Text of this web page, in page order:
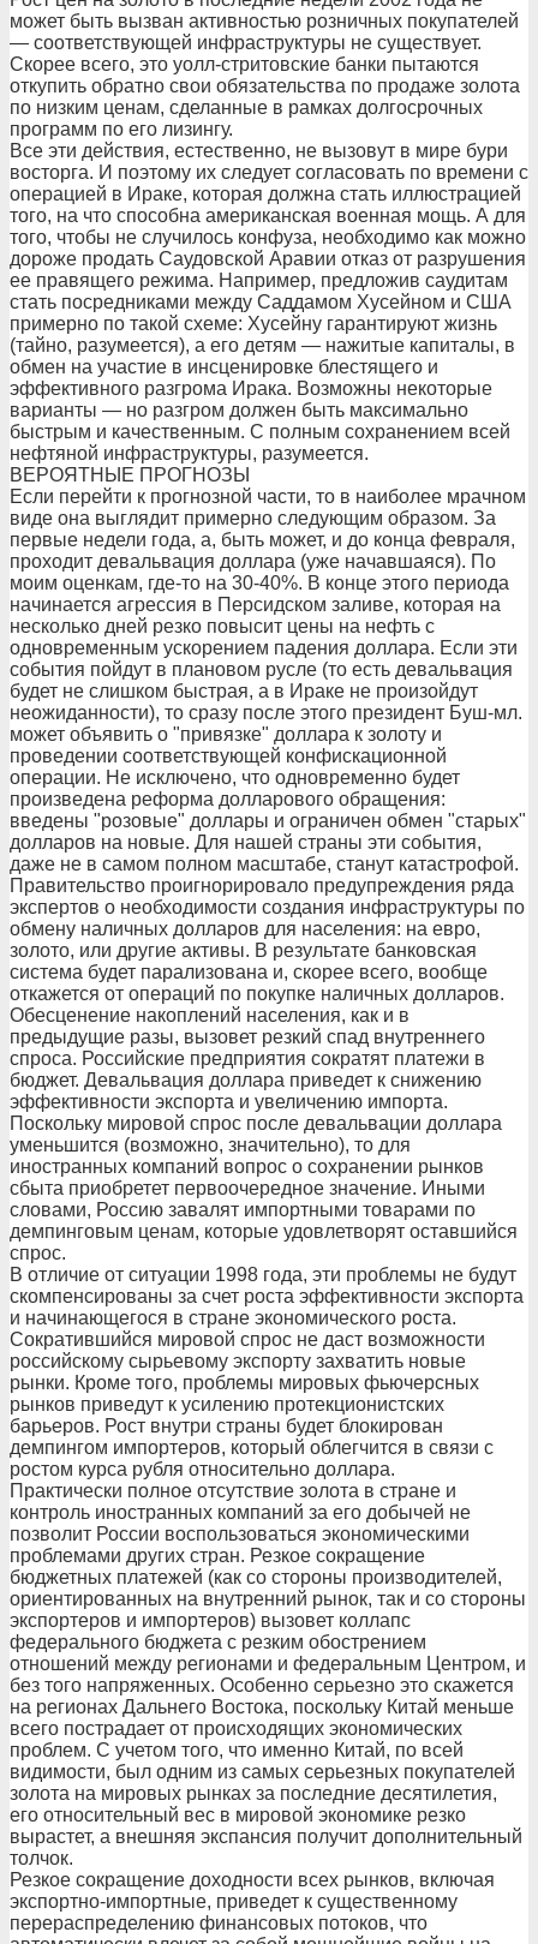
может быть вызван активностью розничных покупателей
— соответствующей инфраструктуры не существует.
Скорее всего, это уолл-стритовские банки пытаются
откупить обратно свои обязательства по продаже золота
по низким ценам, сделанные в рамках долгосрочных
программ по его лизингу.
Все эти действия, естественно, не вызовут в мире бури
восторга. И поэтому их следует согласовать по времени с
операцией в Ираке, которая должна стать иллюстрацией
того, на что способна американская военная мощь. А для
того, чтобы не случилось конфуза, необходимо как можно
дороже продать Саудовской Аравии отказ от разрушения
ее правящего режима. Например, предложив саудитам
стать посредниками между Саддамом Хусейном и США
примерно по такой схеме: Хусейну гарантируют жизнь
(тайно, разумеется), а его детям — нажитые капиталы, в
обмен на участие в инсценировке блестящего и
эффективного разгрома Ирака. Возможны некоторые
варианты — но разгром должен быть максимально
быстрым и качественным. С полным сохранением всей
нефтяной инфраструктуры, разумеется.
ВЕРОЯТНЫЕ ПРОГНОЗЫ
Если перейти к прогнозной части, то в наиболее мрачном
виде она выглядит примерно следующим образом. За
первые недели года, а, быть может, и до конца февраля,
проходит девальвация доллара (уже начавшаяся). По
моим оценкам, где-то на 30-40%. В конце этого периода
начинается агрессия в Персидском заливе, которая на
несколько дней резко повысит цены на нефть с
одновременным ускорением падения доллара. Если эти
события пойдут в плановом русле (то есть девальвация
будет не слишком быстрая, а в Ираке не произойдут
неожиданности), то сразу после этого президент Буш-мл.
может объявить о "привязке" доллара к золоту и
проведении соответствующей конфискационной
операции. Не исключено, что одновременно будет
произведена реформа долларового обращения:
введены "розовые" доллары и ограничен обмен "старых"
долларов на новые. Для нашей страны эти события,
даже не в самом полном масштабе, станут катастрофой.
Правительство проигнорировало предупреждения ряда
экспертов о необходимости создания инфраструктуры по
обмену наличных долларов для населения: на евро,
золото, или другие активы. В результате банковская
система будет парализована и, скорее всего, вообще
откажется от операций по покупке наличных долларов.
Обесценение накоплений населения, как и в
предыдущие разы, вызовет резкий спад внутреннего
спроса. Российские предприятия сократят платежи в
бюджет. Девальвация доллара приведет к снижению
эффективности экспорта и увеличению импорта.
Поскольку мировой спрос после девальвации доллара
уменьшится (возможно, значительно), то для
иностранных компаний вопрос о сохранении рынков
сбыта приобретет первоочередное значение. Иными
словами, Россию завалят импортными товарами по
демпинговым ценам, которые удовлетворят оставшийся
спрос.
В отличие от ситуации 1998 года, эти проблемы не будут
скомпенсированы за счет роста эффективности экспорта
и начинающегося в стране экономического роста.
Сократившийся мировой спрос не даст возможности
российскому сырьевому экспорту захватить новые
рынки. Кроме того, проблемы мировых фьючерсных
рынков приведут к усилению протекционистских
барьеров. Рост внутри страны будет блокирован
демпингом импортеров, который облегчится в связи с
ростом курса рубля относительно доллара.
Практически полное отсутствие золота в стране и
контроль иностранных компаний за его добычей не
позволит России воспользоваться экономическими
проблемами других стран. Резкое сокращение
бюджетных платежей (как со стороны производителей,
ориентированных на внутренний рынок, так и со стороны
экспортеров и импортеров) вызовет коллапс
федерального бюджета с резким обострением
отношений между регионами и федеральным Центром, и
без того напряженных. Особенно серьезно это скажется
на регионах Дальнего Востока, поскольку Китай меньше
всего пострадает от происходящих экономических
проблем. С учетом того, что именно Китай, по всей
видимости, был одним из самых серьезных покупателей
золота на мировых рынках за последние десятилетия,
его относительный вес в мировой экономике резко
вырастет, а внешняя экспансия получит дополнительный
толчок.
Резкое сокращение доходности всех рынков, включая
экспортно-импортные, приведет к существенному
перераспределению финансовых потоков, что